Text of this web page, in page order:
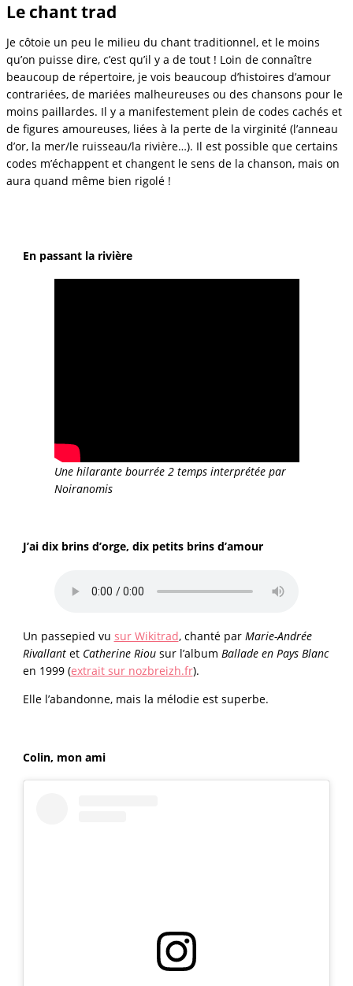
Le chant trad
Je côtoie un peu le milieu du chant traditionnel, et le moins
qu’on puisse dire, c’est qu’il y a de tout ! Loin de connaître
beaucoup de répertoire, je vois beaucoup d’histoires d’amour
contrariées, de mariées malheureuses ou des chansons pour le
moins paillardes. Il y a manifestement plein de codes cachés et
de figures amoureuses, liées à la perte de la virginité (l’anneau
d’or, la mer/le ruisseau/la rivière…). Il est possible que certains
codes m’échappent et changent le sens de la chanson, mais on
aura quand même bien rigolé !
En passant la rivière
Une hilarante bourrée 2 temps interprétée par
Noiranomis
J’ai dix brins d’orge, dix petits brins d’amour
Un passepied vu sur Wikitrad, chanté par Marie-Andrée
Rivallantet Catherine Riousur l’album Ballade en Pays Blanc
en 1999 (extrait sur nozbreizh.fr).
Elle l’abandonne, mais la mélodie est superbe.
Colin, mon ami